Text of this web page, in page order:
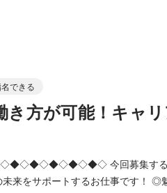
できる
き方が可能！キャ
事はキャリアアドバイザーとし
仕事です！ ◎魅力ポイント🎵 ・人の人生に寄り添